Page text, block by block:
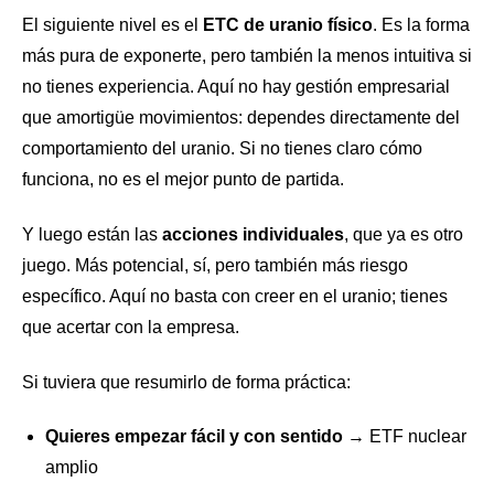
El siguiente nivel es el ETC de uranio físico. Es la forma
más pura de exponerte, pero también la menos intuitiva si
no tienes experiencia. Aquí no hay gestión empresarial
que amortigüe movimientos: dependes directamente del
comportamiento del uranio. Si no tienes claro cómo
funciona, no es el mejor punto de partida.
Y luego están las acciones individuales, que ya es otro
juego. Más potencial, sí, pero también más riesgo
específico. Aquí no basta con creer en el uranio; tienes
que acertar con la empresa.
Si tuviera que resumirlo de forma práctica:
Quieres empezar fácil y con sentido→ ETF nuclear
amplio